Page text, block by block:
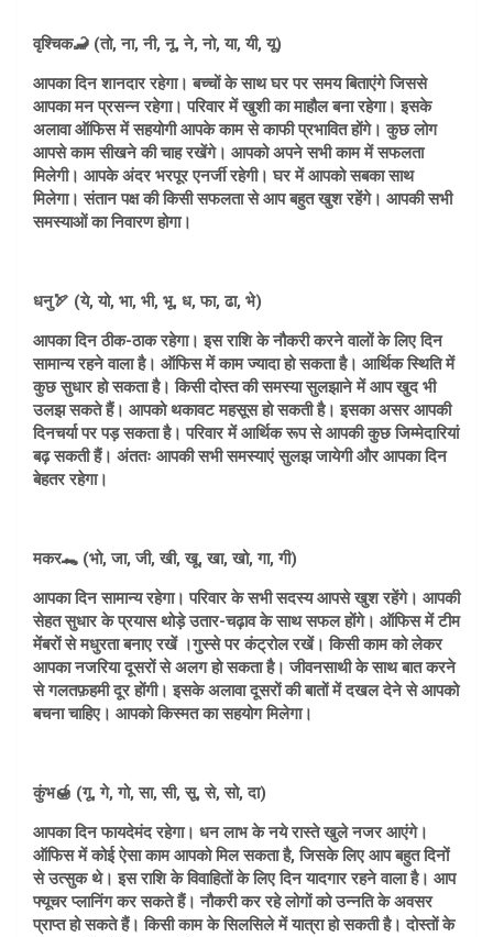
वृश्चिक🦂 (तो, ना, नी, नू, ने, नो, या, यी, यू)
आपका दिन शानदार रहेगा। बच्चों के साथ घर पर समय बिताएंगे जिससे
आपका मन प्रसन्न रहेगा। परिवार में खुशी का माहौल बना रहेगा। इसके
अलावा ऑफिस में सहयोगी आपके काम से काफी प्रभावित होंगे। कुछ लोग
आपसे काम सीखने की चाह रखेंगे। आपको अपने सभी काम में सफलता
मिलेगी। आपके अंदर भरपूर एनर्जी रहेगी। घर में आपको सबका साथ
मिलेगा। संतान पक्ष की किसी सफलता से आप बहुत खुश रहेंगे। आपकी सभी
समस्याओं का निवारण होगा।
धनु🏹 (ये, यो, भा, भी, भू, ध, फा, ढा, भे)
आपका दिन ठीक-ठाक रहेगा। इस राशि के नौकरी करने वालों के लिए दिन
सामान्य रहने वाला है। ऑफिस में काम ज्यादा हो सकता है। आर्थिक स्थिति में
कुछ सुधार हो सकता है। किसी दोस्त की समस्या सुलझाने में आप खुद भी
उलझ सकते हैं। आपको थकावट महसूस हो सकती है। इसका असर आपकी
दिनचर्या पर पड़ सकता है। परिवार में आर्थिक रूप से आपकी कुछ जिम्मेदारियां
बढ़ सकती हैं। अंततः आपकी सभी समस्याएं सुलझ जायेगी और आपका दिन
बेहतर रहेगा।
मकर🐊 (भो, जा, जी, खी, खू, खा, खो, गा, गी)
आपका दिन सामान्य रहेगा। परिवार के सभी सदस्य आपसे खुश रहेंगे। आपकी
सेहत सुधार के प्रयास थोड़े उतार-चढ़ाव के साथ सफल होंगे। ऑफिस में टीम
मेंबरों से मधुरता बनाए रखें ।गुस्से पर कंट्रोल रखें। किसी काम को लेकर
आपका नजरिया दूसरों से अलग हो सकता है। जीवनसाथी के साथ बात करने
से गलतफ़हमी दूर होंगी। इसके अलावा दूसरों की बातों में दखल देने से आपको
बचना चाहिए। आपको किस्मत का सहयोग मिलेगा।
कुंभ🍯 (गू, गे, गो, सा, सी, सू, से, सो, दा)
आपका दिन फायदेमंद रहेगा। धन लाभ के नये रास्ते खुले नजर आएंगे।
ऑफिस में कोई ऐसा काम आपको मिल सकता है, जिसके लिए आप बहुत दिनों
से उत्सुक थे। इस राशि के विवाहितों के लिए दिन यादगार रहने वाला है। आप
फ्यूचर प्लानिंग कर सकते हैं। नौकरी कर रहे लोगों को उन्नति के अवसर
प्राप्त हो सकते हैं। किसी काम के सिलसिले में यात्रा हो सकती है। दोस्तों के